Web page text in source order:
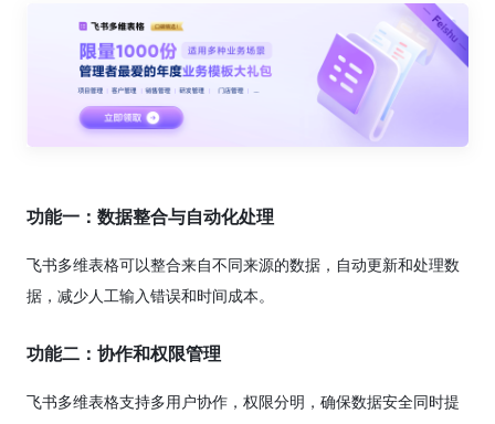
功能一：数据整合与自动化处理
飞书多维表格可以整合来自不同来源的数据，自动更新和处理数
据，减少人工输入错误和时间成本。
功能二：协作和权限管理
飞书多维表格支持多用户协作，权限分明，确保数据安全同时提